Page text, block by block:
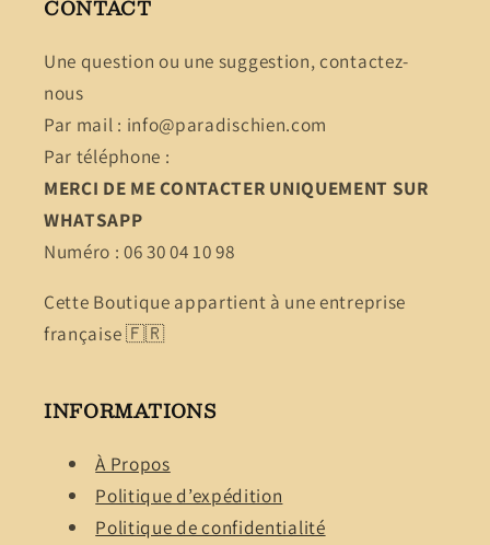
CONTACT
Une question ou une suggestion, contactez-
nous
Par mail : info@paradischien.com
Par téléphone :
MERCI DE ME CONTACTER UNIQUEMENT SUR
WHATSAPP
Numéro : 06 30 04 10 98
Cette Boutique appartient à une entreprise
française 🇫🇷
INFORMATIONS
À Propos
Politique d’expédition
Politique de confidentialité